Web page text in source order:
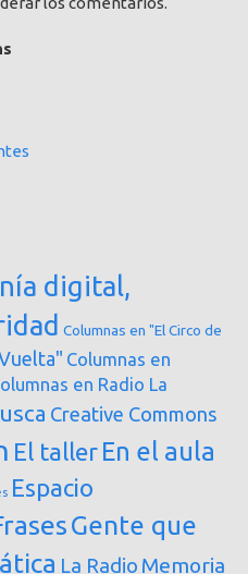
digital,
Columnas en "El Circo de
Columnas en
en Radio La
Creative Commons
El taller En el aula
Espacio
Gente que
La Radio Memoria